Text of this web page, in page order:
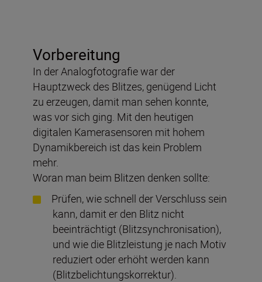
Vorbereitung
In der Analogfotografie war der
Hauptzweck des Blitzes, genügend Licht
zu erzeugen, damit man sehen konnte,
was vor sich ging. Mit den heutigen
digitalen Kamerasensoren mit hohem
Dynamikbereich ist das kein Problem
mehr.
Woran man beim Blitzen denken sollte:
Prüfen, wie schnell der Verschluss sein
kann, damit er den Blitz nicht
beeinträchtigt (Blitzsynchronisation),
und wie die Blitzleistung je nach Motiv
reduziert oder erhöht werden kann
(Blitzbelichtungskorrektur).